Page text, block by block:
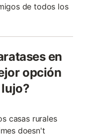
de todos los
en
opción
casas rurales
doesn't